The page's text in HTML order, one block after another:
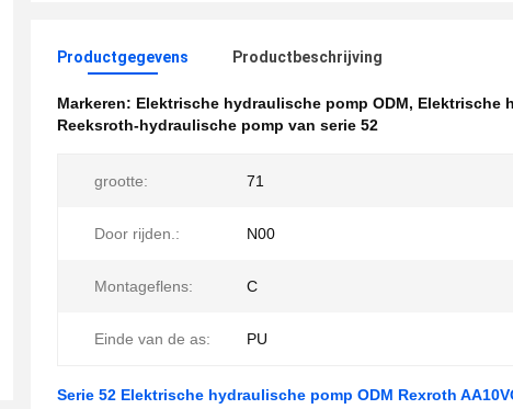
Productgegevens Productbeschrijving
Markeren: Elektrische hydraulische pomp ODM, Elektrische
Reeksroth-hydraulische pomp van serie 52
grootte: 71
Door rijden.: N00
Montageflens: C
Einde van de as: PU
Serie 52 Elektrische hydraulische pomp ODM Rexroth